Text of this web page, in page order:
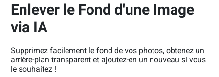
Enlever le Fond d'une Image
via IA
Supprimez facilement le fond de vos photos, obtenez un
arrière-plan transparent et ajoutez-en un nouveau si vous
le souhaitez !